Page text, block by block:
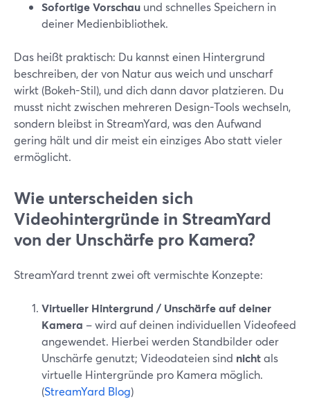
Sofortige Vorschau und schnelles Speichern in
deiner Medienbibliothek.
Das heißt praktisch: Du kannst einen Hintergrund
beschreiben, der von Natur aus weich und unscharf
wirkt (Bokeh-Stil), und dich dann davor platzieren. Du
musst nicht zwischen mehreren Design-Tools wechseln,
sondern bleibst in StreamYard, was den Aufwand
gering hält und dir meist ein einziges Abo statt vieler
ermöglicht.
Wie unterscheiden sich
Videohintergründe in StreamYard
von der Unschärfe pro Kamera?
StreamYard trennt zwei oft vermischte Konzepte:
Virtueller Hintergrund / Unschärfe auf deiner
Kamera – wird auf deinen individuellen Videofeed
angewendet. Hierbei werden Standbilder oder
Unschärfe genutzt; Videodateien sind nichtals
virtuelle Hintergründe pro Kamera möglich.
(StreamYard Blog)